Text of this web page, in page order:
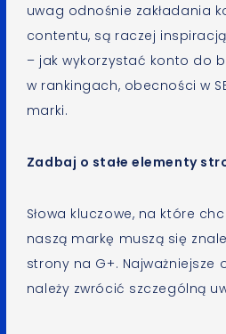
uwag odnośnie zakładania
contentu, są raczej
– jak wykorzystać konto do
w rankingach, obecności w
marki.
Zadbaj o stałe elementy
Słowa kluczowe, na które
naszą markę muszą się
strony na G+. Najważniejsze
należy zwrócić szczególną